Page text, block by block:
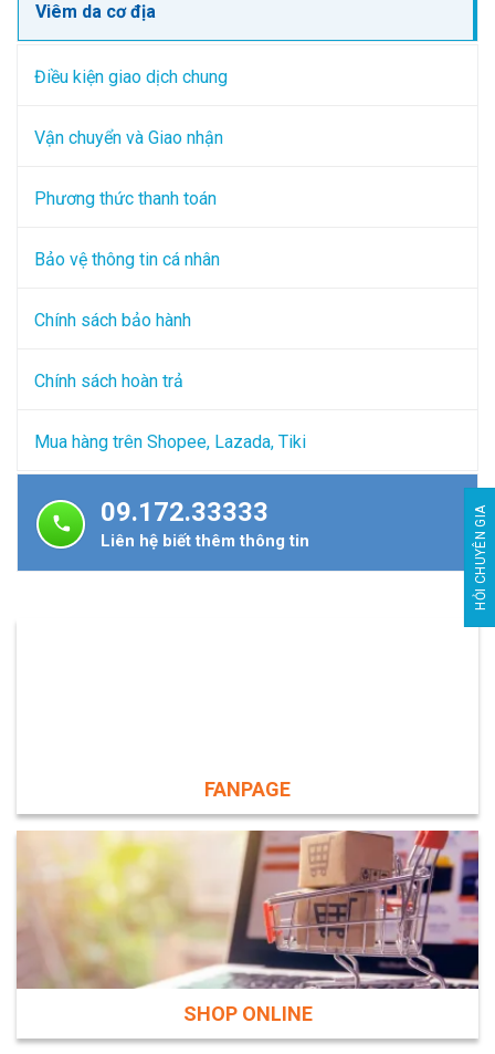
Viêm da cơ địa
Điều kiện giao dịch chung
Vận chuyển và Giao nhận
Phương thức thanh toán
Bảo vệ thông tin cá nhân
Chính sách bảo hành
Chính sách hoàn trả
Mua hàng trên Shopee, Lazada, Tiki
09.172.33333
Liên hệ biết thêm thông tin
FANPAGE
SHOP ONLINE
HỎI CHUYÊN GIA